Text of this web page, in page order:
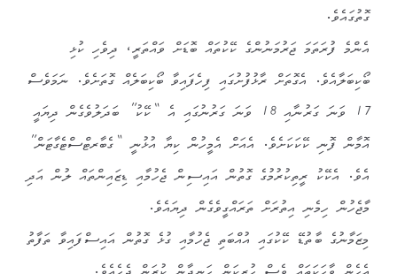
ގޮތުގައެވެ.
އެންމެ ފުރަތަމަ ޖަރުމަނުންގެ ކޭކުތައް ބޮޑަށް ވައްތަރީ، ދިވެހި ކުޅި
ބޯކިބަލާއެވެ. އެގޮތަށް ރާޅުފުށުގައި ފިހެފައިވާ ބޯކިބަލެއް ގޮތަށެވެ. ނަމަވެސް
17 ވަނަ ގަރުނާއި 18 ވަނަ ގަރުނުގައި އެ “ކޭކު” ބަދަލުވެގެން ދިޔައީ
އޮމާން ފޮނި ކޭކަކަށެވެ. އެއަށް އެމީހުން ކިޔާ އުޅުނީ “ގެބާރޓްސްޓެގާޓަން”
އެވެ. އެކޭކު ރީތިކުރުމުގެ ގޮތުން އައިސިން ޖެހުމާއި ޑިޒައިންތައް ލުން އަދި
މާޖެހުން ހިމެނި އިތުރަށް ތަރައްގީވެގެން ދިޔައެވެ.
މިޒަމާނުގެ ބާތުޑޭ ކޭކުގައި އުއްބަތި ޖެހުމާއި ގުޅެ ގޮތުން އައިސްފައިވާ ތަފާތު